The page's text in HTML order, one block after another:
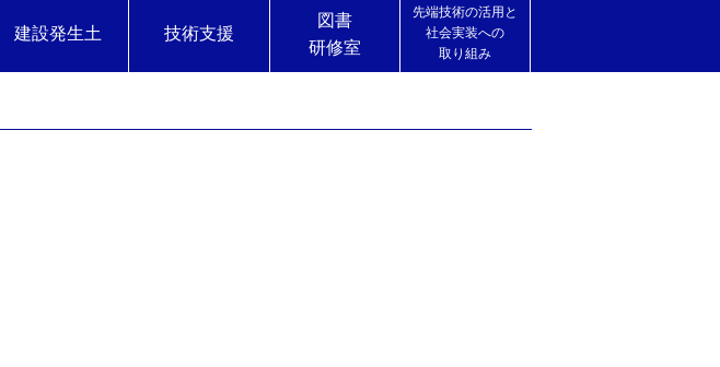
建設発生土 技術支援
図書
研修室
先端技術の活用と
社会実装への
取り組み